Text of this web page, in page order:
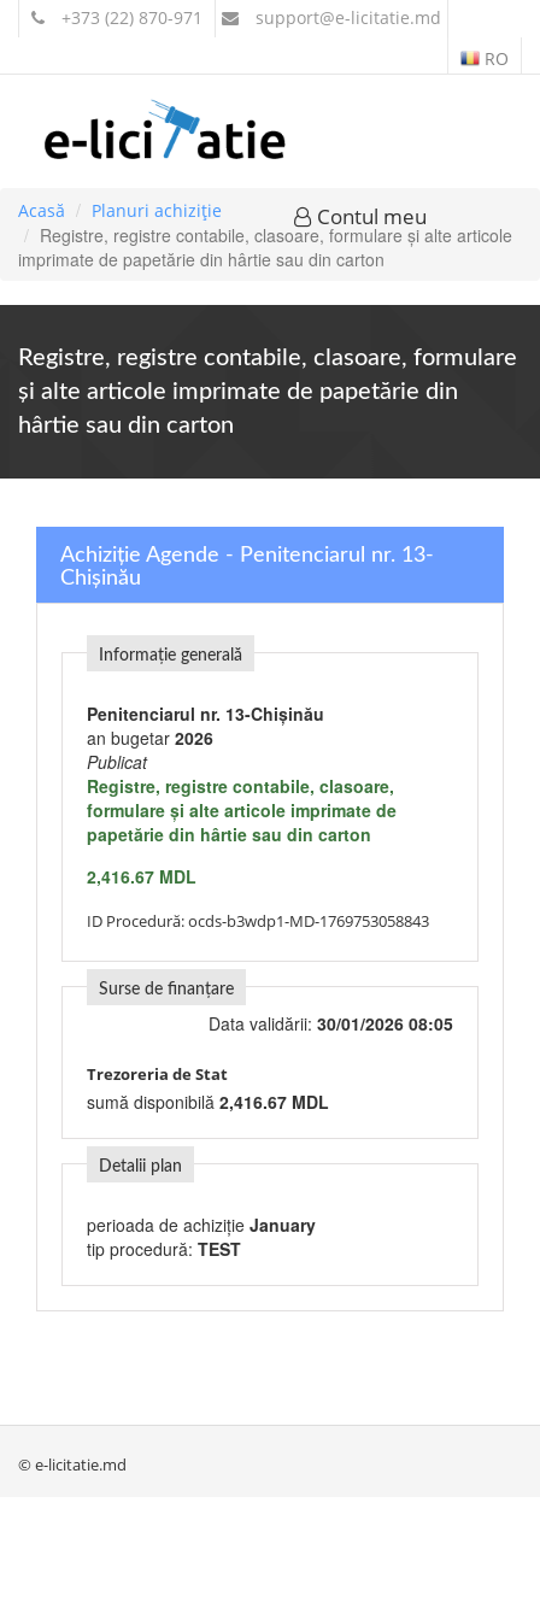
+373 (22) 870-971 support@e-licitatie.md
RO
Contul meu
Acasă Planuri achiziție
Registre, registre contabile, clasoare, formulare şi alte articole
imprimate de papetărie din hârtie sau din carton
Registre, registre contabile, clasoare, formulare
şi alte articole imprimate de papetărie din
hârtie sau din carton
Achiziție Agende - Penitenciarul nr. 13-
Chișinău
Informație generală
Penitenciarul nr. 13-Chișinău
an bugetar 2026
Publicat
Registre, registre contabile, clasoare,
formulare şi alte articole imprimate de
papetărie din hârtie sau din carton
2,416.67 MDL
ID Procedură:ocds-b3wdp1-MD-1769753058843
Surse de finanțare
Data validării: 30/01/2026 08:05
Trezoreria de Stat
sumă disponibilă 2,416.67 MDL
Detalii plan
perioada de achiziție January
tip procedură: TEST
© e-licitatie.md